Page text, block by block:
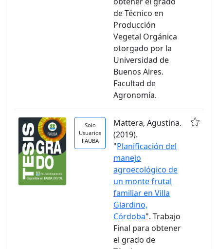
de Técnico en
Producción
Vegetal Orgánica
otorgado por la
Universidad de
Buenos Aires.
Facultad de
Agronomía.
Solo
Usuarios
FAUBA
Mattera, Agustina.
(2019).
"Planificación del
manejo
agroecológico de
un monte frutal
familiar en Villa
Giardino,
Córdoba". Trabajo
Final para obtener
el grado de